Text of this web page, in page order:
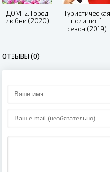
ДОМ-2. Город
любви (2020)
Туристическая
полиция 1
сезон (2019)
ОТЗЫВЫ (0)